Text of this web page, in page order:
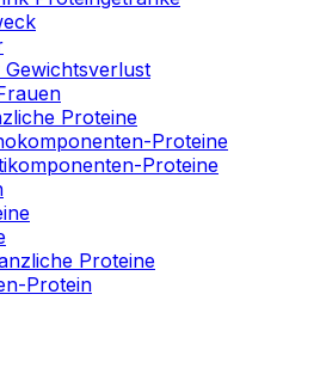
Proteine
Proteine
Proteine
Proteine
Protein